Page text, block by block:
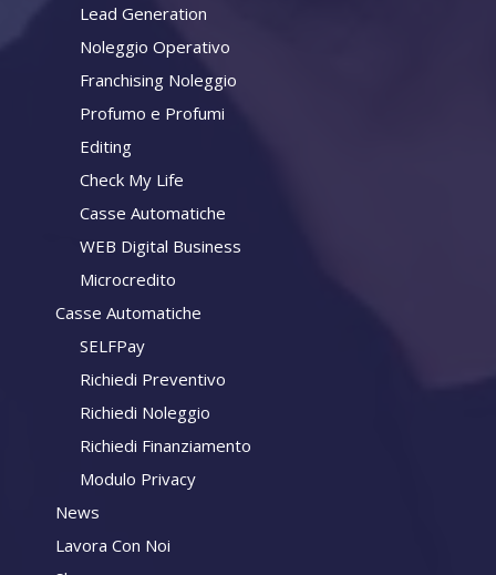
Lead Generation
Noleggio Operativo
Franchising Noleggio
Profumo e Profumi
Editing
Check My Life
Casse Automatiche
WEB Digital Business
Microcredito
Casse Automatiche
SELFPay
Richiedi Preventivo
Richiedi Noleggio
Richiedi Finanziamento
Modulo Privacy
News
Lavora Con Noi